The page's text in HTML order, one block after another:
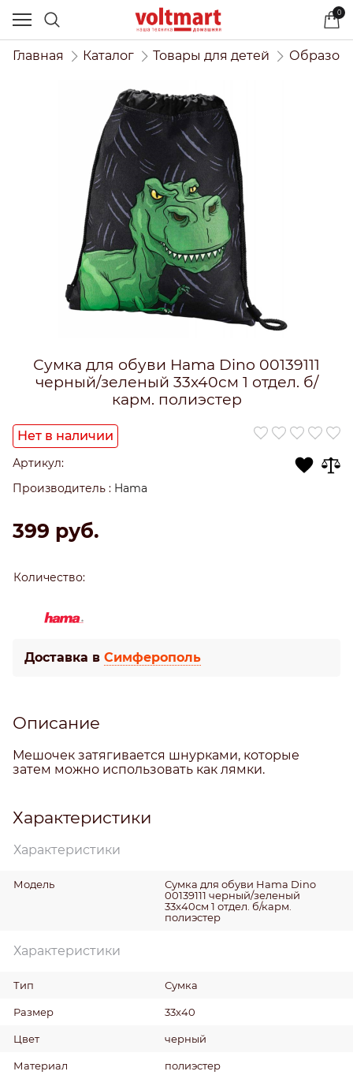
0
Главная Каталог Товары для детей
Сумка для обуви Hama Dino 00139111
черный/зеленый 33x40см 1 отдел. б/
карм. полиэстер
Нет в наличии
Артикул:
Производитель : Hama
399 руб.
Количество:
Доставка в Симферополь
Описание
Мешочек затягивается шнурками, которые
затем можно использовать как лямки.
Характеристики
Характеристики
Модель
Сумка для обуви Hama Dino
00139111 черный/зеленый
33x40см 1 отдел. б/карм.
полиэстер
Характеристики
Тип Сумка
Размер 33x40
Цвет черный
Материал полиэстер